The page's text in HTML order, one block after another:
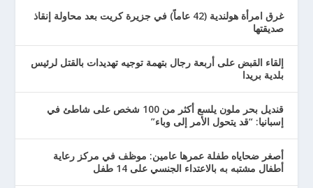
غرق امرأة هولندية (42 عاماً) في جزيرة كريت بعد محاولة إنقاذ
صديقتها
إلقاء القبض على أربعة رجال بتهمة توجيه تهديدات بالقتل لرئيس
بلدية بريدا
قنديل بحر ملون يلسع أكثر من 100 شخص على شاطئ في
إسبانيا: “قد يتحول الأمر إلى وباء”
أصغر ضحاياه طفلة عمرها عامين: موظف في مركز رعاية
أطفال مشتبه به بالاعتداء الجنسي على 14 طفل